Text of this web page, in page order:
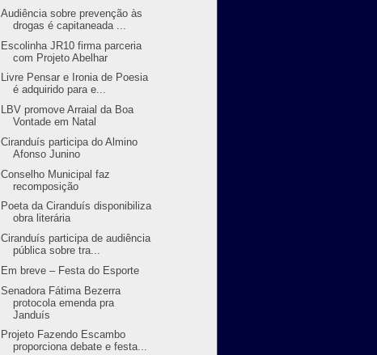
Audiência sobre prevenção às
drogas é capitaneada ...
Escolinha JR10 firma parceria
com Projeto Abelhar
Livre Pensar e Ironia de Poesia
é adquirido para e...
LBV promove Arraial da Boa
Vontade em Natal
Ciranduís participa do Almino
Afonso Junino
Conselho Municipal faz
recomposição
Poeta da Ciranduís disponibiliza
obra literária
Ciranduís participa de audiência
pública sobre tra...
Em breve – Festa do Esporte
Senadora Fátima Bezerra
protocola emenda pra
Janduís
Projeto Fazendo Escambo
proporciona debate e festa...